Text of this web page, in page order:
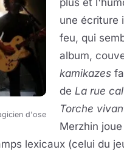
d'ose
plus et
une écriture
feu, qui
album,
kamikazes
de La rue
Torche
Merzhin
lexicaux (celui du